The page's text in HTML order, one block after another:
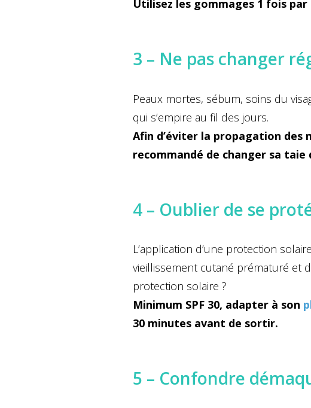
Utilisez les gommages 1 fois
3 – Ne pas changer
Peaux mortes, sébum, soins du
qui s’empire au fil des jours.
Afin d’éviter la propagation des
recommandé de changer sa taie
4 – Oublier de se
L’application d’une protection
vieillissement cutané prématuré et
protection solaire ?
Minimum SPF 30, adapter à son
30 minutes avant de sortir.
5 – Confondre